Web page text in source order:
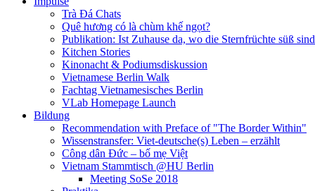
Trà Đá Chats
Quê hương có là chùm khế ngọt?
Publikation: Ist Zuhause da, wo die Sternfrüchte süß
Kitchen Stories
Kinonacht & Podiumsdiskussion
Vietnamese Berlin Walk
Fachtag Vietnamesisches Berlin
VLab Homepage Launch
Bildung
Recommendation with Preface of "The Border Within"
Wissenstransfer: Viet-deutsche(s) Leben – erzählt
Công dân Đức – bố mẹ Việt
Vietnam Stammtisch @HU Berlin
Meeting SoSe 2018